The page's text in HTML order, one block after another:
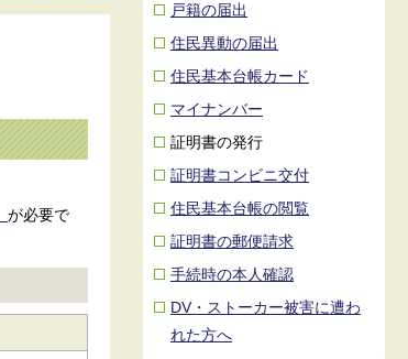
が必要で
戸籍の届出
住民異動の届出
住民基本台帳カード
マイナンバー
証明書の発行
証明書コンビニ交付
住民基本台帳の閲覧
証明書の郵便請求
手続時の本人確認
DV・ストーカー被害に遭わ
れた方へ